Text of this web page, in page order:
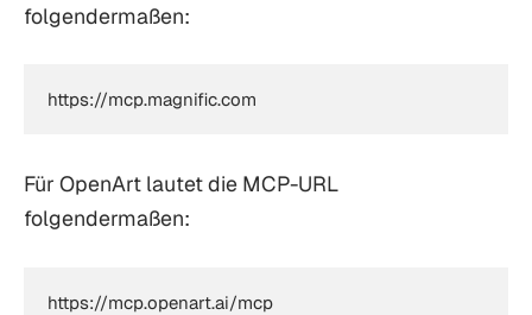
folgendermaßen:
https://mcp.magnific.com
Für OpenArt lautet die MCP-URL
folgendermaßen:
https://mcp.openart.ai/mcp